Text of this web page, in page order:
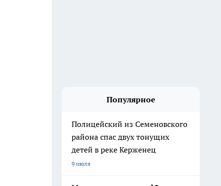
Популярное
Полицейский из Семеновского
района спас двух тонущих
детей в реке Керженец
9 июля